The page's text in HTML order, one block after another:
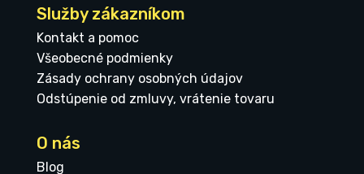
Služby zákazníkom
Kontakt a pomoc
Všeobecné podmienky
Zásady ochrany osobných údajov
Odstúpenie od zmluvy, vrátenie tovaru
O nás
Blog